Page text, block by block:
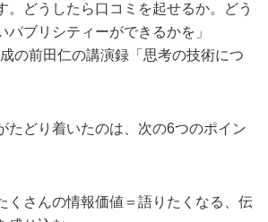
。どうしたら口コミを起せるか。どう
パブリシティーができるかを」
の前田仁の講演録「思考の技術につ
たどり着いたのは、次の6つのポイン
さんの情報価値＝語りたくなる、伝